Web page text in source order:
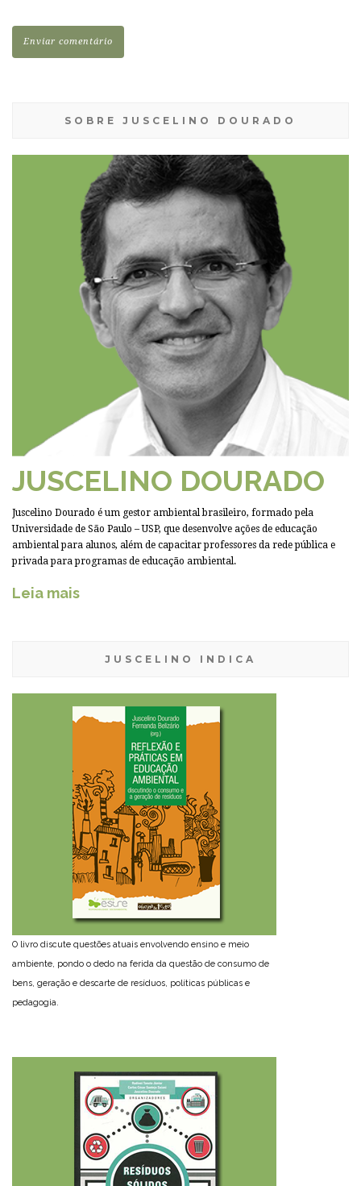
SOBRE JUSCELINO DOURADO
JUSCELINO DOURADO
Juscelino Dourado é um gestor ambiental brasileiro, formado pela
Universidade de São Paulo – USP, que desenvolve ações de educação
ambiental para alunos, além de capacitar professores da rede pública e
privada para programas de educação ambiental.
Leia mais
JUSCELINO INDICA
O livro discute questões atuais envolvendo ensino e meio
ambiente, pondo o dedo na ferida da questão de consumo de
bens, geração e descarte de resíduos, políticas públicas e
pedagogia.